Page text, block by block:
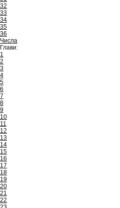
32
33
34
35
36
Числа
Глави:
1
2
3
4
5
6
7
8
9
10
11
12
13
14
15
16
17
18
19
20
21
22